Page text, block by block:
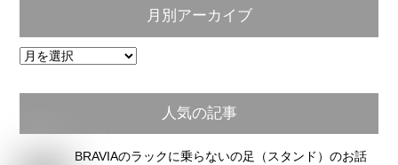
月別アーカイブ
月
ア
カ
人気の記事
BRAVIAのラックに乗らないの足（スタンド）のお話